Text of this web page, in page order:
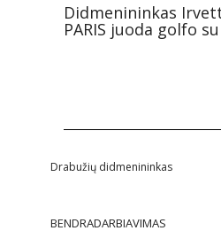
Didmenininkas
PARIS juoda golfo
Drabužių didmenininkas
BENDRADARBIAVIMAS